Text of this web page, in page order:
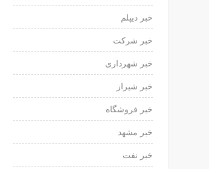
خبر دیپلم
خبر شرکت
خبر شهرداری
خبر شیراز
خبر فروشگاه
خبر مشهد
خبر نفت